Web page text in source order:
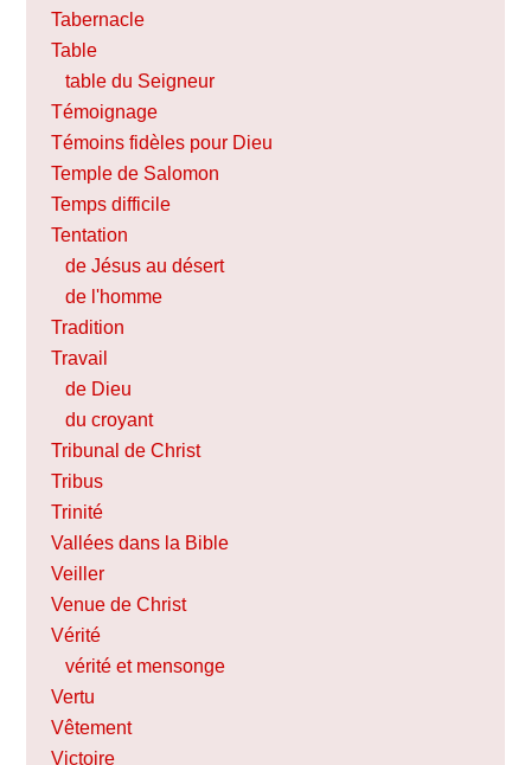
Tabernacle
Table
table du Seigneur
Témoignage
Témoins fidèles pour Dieu
Temple de Salomon
Temps difficile
Tentation
de Jésus au désert
de l'homme
Tradition
Travail
de Dieu
du croyant
Tribunal de Christ
Tribus
Trinité
Vallées dans la Bible
Veiller
Venue de Christ
Vérité
vérité et mensonge
Vertu
Vêtement
Victoire